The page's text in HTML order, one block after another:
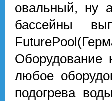
овальный, ну
бассейны
Оборудование
любое
подогрева